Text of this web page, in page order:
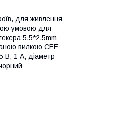
для живлення
умовою для
5.5*2.5mm
вилкою CEE
В, 1 А; діаметр